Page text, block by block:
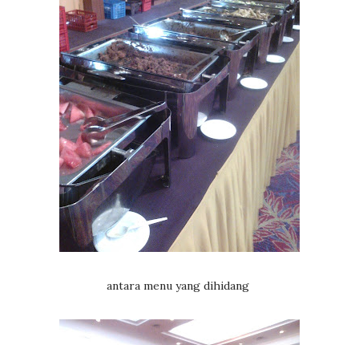
antara menu yang dihidang